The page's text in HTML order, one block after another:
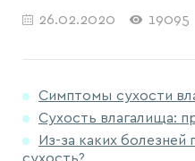
26.02.2020 19095
Симптомы сухости
Сухость влагалища:
Из-за каких болезней